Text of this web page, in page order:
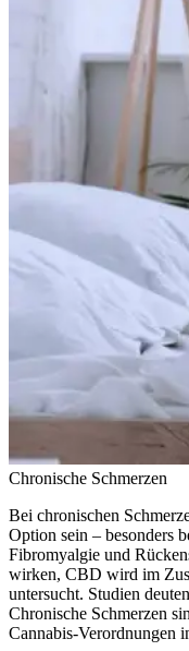
Chronische Schmerzen
Bei chronischen
Option sein – besonders
Fibromyalgie und
wirken, CBD wird im
untersucht. Studien
Chronische Schmerzen
Cannabis-Verordnungen